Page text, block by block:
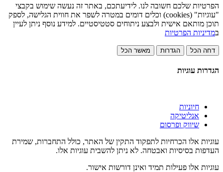
הפרטיות שלכם חשובה לנו. לידיעתכם, באתר זה נעשה שימוש בקבצי
"עוגיות" (cookies) וכלים דומים במטרה לשפר את חווית הגלישה, לספק
תוכן מותאם אישית ולבצע ניתוחים סטטיסטיים. למידע נוסף ניתן לעיין
במדיניות הפרטיות
דחה הכל הגדרות מאשר הכל
הגדרות עוגיות
חיוניות
אנליטיקה
שיווק ופרסום
עוגיות אלו הכרחיות לתפקוד התקין של האתר, כולל התחברות, שמירת
העדפות בסיסיות ואבטחה. לא ניתן להשבית עוגיות אלו.
עוגיות אלו פעילות תמיד ואינן דורשות אישור.